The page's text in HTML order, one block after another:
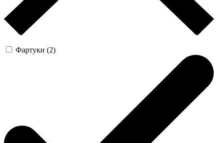
Фартуки (2)